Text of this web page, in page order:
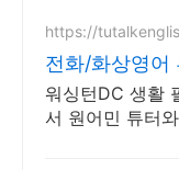
https://
전화/화상영어
음성/화상 20
워싱턴DC 생활
서 원어민 튜터